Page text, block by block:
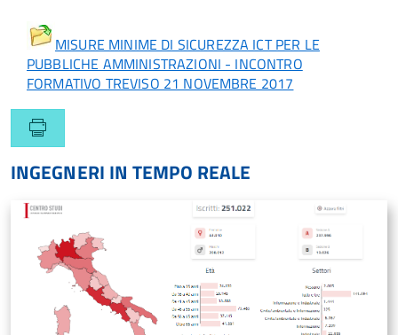
MISURE MINIME DI SICUREZZA ICT PER LE
PUBBLICHE AMMINISTRAZIONI - INCONTRO
FORMATIVO TREVISO 21 NOVEMBRE 2017
INGEGNERI IN TEMPO REALE